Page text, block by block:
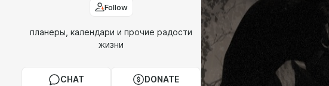
Follow
планеры, календари и прочие радости
жизни
CHAT DONATE